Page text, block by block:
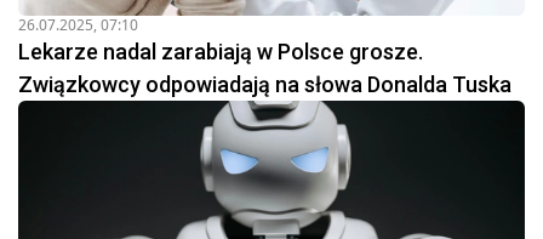
26.07.2025, 07:10
Lekarze nadal zarabiają w Polsce grosze.
Związkowcy odpowiadają na słowa Donalda Tuska